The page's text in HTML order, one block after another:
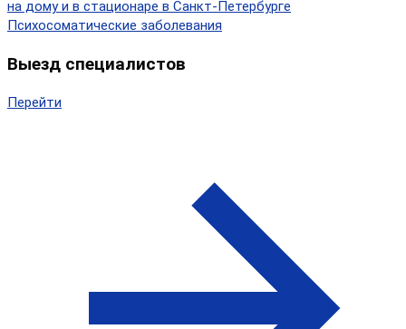
на дому и в стационаре в Санкт-Петербурге
Психосоматические заболевания
Выезд специалистов
Перейти